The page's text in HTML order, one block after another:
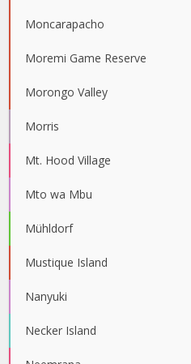
Moncarapacho
Moremi Game Reserve
Morongo Valley
Morris
Mt. Hood Village
Mto wa Mbu
Mühldorf
Mustique Island
Nanyuki
Necker Island